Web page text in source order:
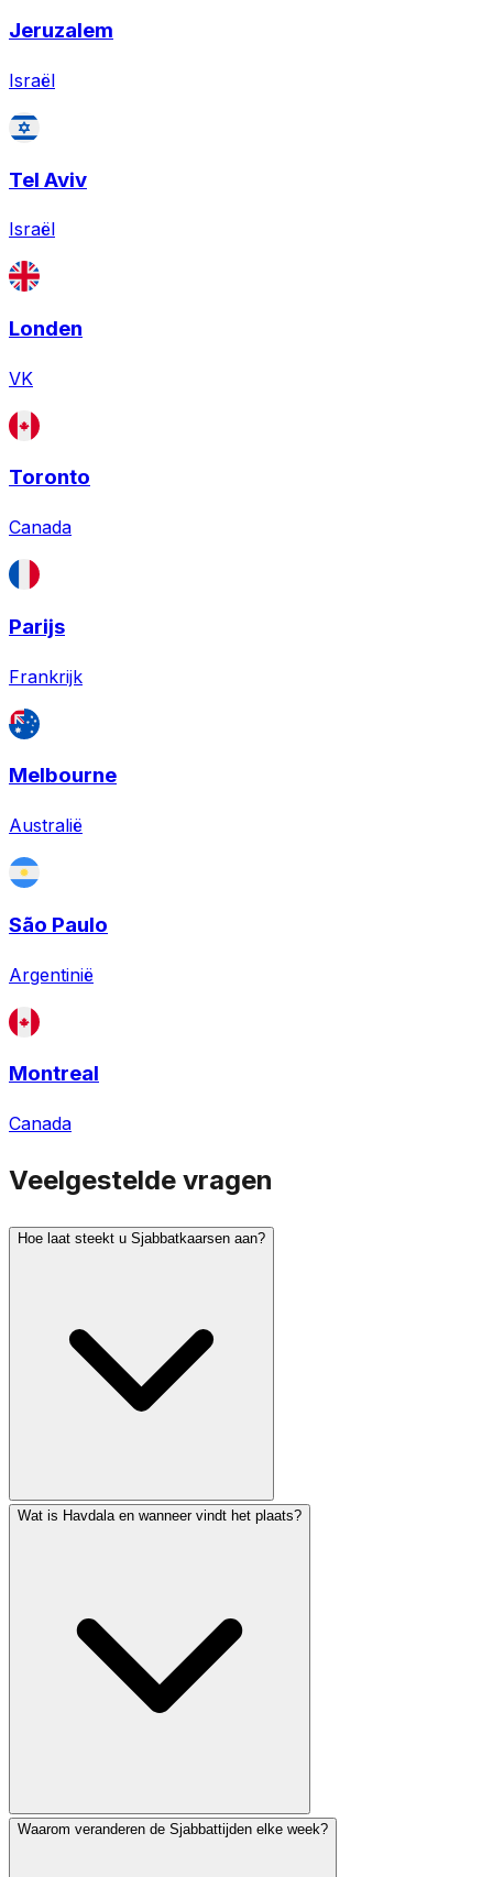
Jeruzalem
Israël
Tel Aviv
Israël
Londen
VK
Toronto
Canada
Parijs
Frankrijk
Melbourne
Australië
São Paulo
Argentinië
Montreal
Canada
Veelgestelde vragen
Hoe laat steekt u Sjabbatkaarsen aan?
Sjabbatkaarsen worden traditioneel 18 minuten voor
gemeenschappen, met name in Jeruzalem, steken 40
minuten voor zonsondergang aan. Gebruik ons
Sjabbattijden-hulpmiddel om de nauwkeurige tijd voor
het aansteken van kaarsen voor uw specifieke locatie te
Wat is Havdala en wanneer vindt het plaats?
Havdala is de ceremonie die het einde van Sjabbat
Waarom veranderen de Sjabbattijden elke week?